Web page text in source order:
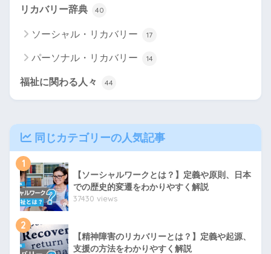
リカバリー辞典 40
ソーシャル・リカバリー 17
パーソナル・リカバリー 14
福祉に関わる人々 44
同じカテゴリーの人気記事
1
【ソーシャルワークとは？】定義や原則、日本
での歴史的変遷をわかりやすく解説
37430 views
2
【精神障害のリカバリーとは？】定義や起源、
支援の方法をわかりやすく解説